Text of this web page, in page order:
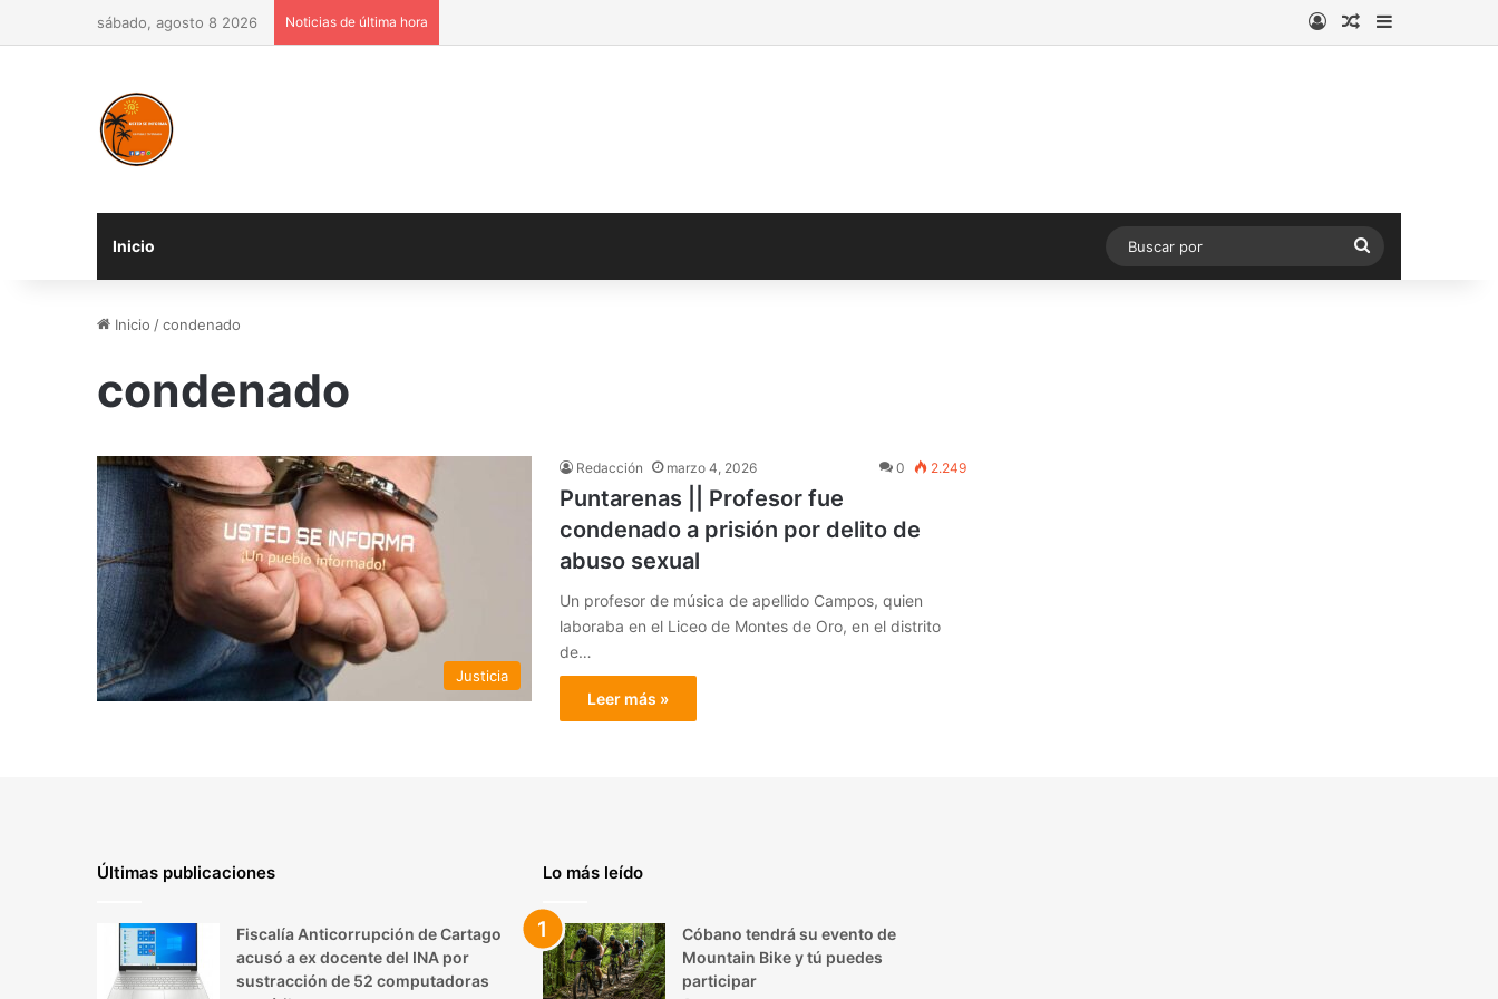
sábado, agosto 8 2026 Noticias de última hora AccesoPublicación al
Barra lateral
Inicio
Buscar
por
Inicio /condenado
condenado
Justicia
Redacción marzo 4, 2026 0 2.249
Puntarenas || Profesor fue
condenado a prisión por delito de
abuso sexual
Un profesor de música de apellido Campos, quien
laboraba en el Liceo de Montes de Oro, en el distrito
de…
Leer más »
Últimas publicaciones
Fiscalía Anticorrupción de Cartago
acusó a ex docente del INA por
sustracción de 52 computadoras
Lo más leído
Cóbano tendrá su evento de
Mountain Bike y tú puedes
participar